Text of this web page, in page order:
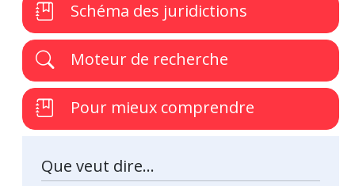
Schéma des juridictions
Moteur de recherche
Pour mieux comprendre
Que veut dire...